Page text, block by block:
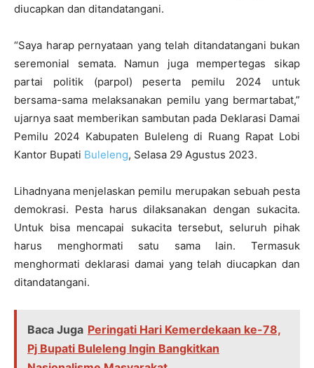
diucapkan dan ditandatangani.
“Saya harap pernyataan yang telah ditandatangani bukan
seremonial semata. Namun juga mempertegas sikap
partai politik (parpol) peserta pemilu 2024 untuk
bersama-sama melaksanakan pemilu yang bermartabat,”
ujarnya saat memberikan sambutan pada Deklarasi Damai
Pemilu 2024 Kabupaten Buleleng di Ruang Rapat Lobi
Kantor Bupati Buleleng, Selasa 29 Agustus 2023.
Lihadnyana menjelaskan pemilu merupakan sebuah pesta
demokrasi. Pesta harus dilaksanakan dengan sukacita.
Untuk bisa mencapai sukacita tersebut, seluruh pihak
harus menghormati satu sama lain. Termasuk
menghormati deklarasi damai yang telah diucapkan dan
ditandatangani.
Baca Juga Peringati Hari Kemerdekaan ke-78,
Pj Bupati Buleleng Ingin Bangkitkan